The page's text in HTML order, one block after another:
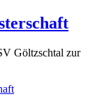
Göltzschtal zur